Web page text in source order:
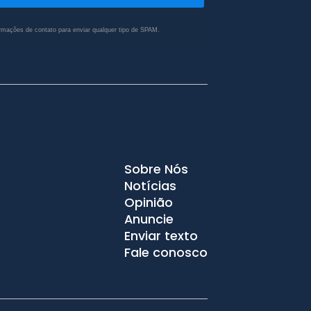
de contato para enviar qualquer tipo de SPAM.
Sobre Nós
Notícias
Opinião
Anuncie
Enviar texto
Fale conosco